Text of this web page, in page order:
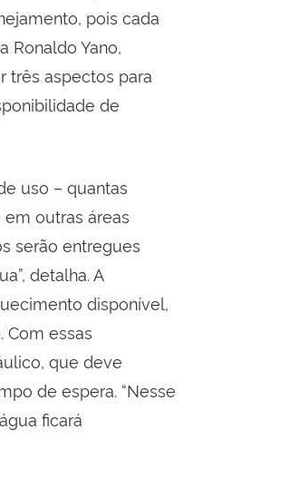
pois cada
Yano,
três aspectos para
de
uso – quantas
outras áreas
serão entregues
detalha. A
disponível,
Com essas
que deve
de espera. “Nesse
ficará